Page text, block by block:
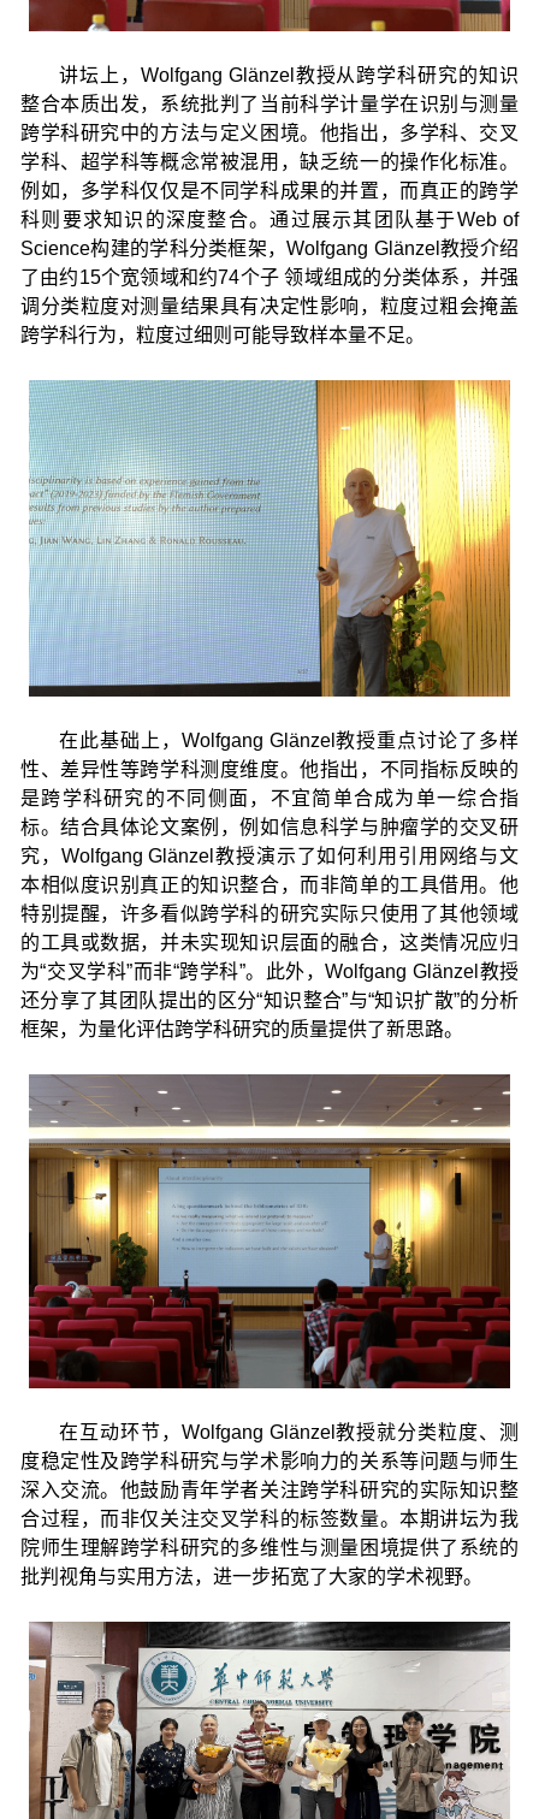
讲坛上，Wolfgang Glänzel教授从跨学科研究的知识
整合本质出发，系统批判了当前科学计量学在识别与测量
跨学科研究中的方法与定义困境。他指出，多学科、交叉
学科、超学科等概念常被混用，缺乏统一的操作化标准。
例如，多学科仅仅是不同学科成果的并置，而真正的跨学
科则要求知识的深度整合。通过展示其团队基于Web of
Science构建的学科分类框架，Wolfgang Glänzel教授介绍
了由约15个宽领域和约74个子 领域组成的分类体系，并强
调分类粒度对测量结果具有决定性影响，粒度过粗会掩盖
跨学科行为，粒度过细则可能导致样本量不足。
在此基础上，Wolfgang Glänzel教授重点讨论了多样
性、差异性等跨学科测度维度。他指出，不同指标反映的
是跨学科研究的不同侧面，不宜简单合成为单一综合指
标。结合具体论文案例，例如信息科学与肿瘤学的交叉研
究，Wolfgang Glänzel教授演示了如何利用引用网络与文
本相似度识别真正的知识整合，而非简单的工具借用。他
特别提醒，许多看似跨学科的研究实际只使用了其他领域
的工具或数据，并未实现知识层面的融合，这类情况应归
为“交叉学科”而非“跨学科”。此外，Wolfgang Glänzel教授
还分享了其团队提出的区分“知识整合”与“知识扩散”的分析
框架，为量化评估跨学科研究的质量提供了新思路。
在互动环节，Wolfgang Glänzel教授就分类粒度、测
度稳定性及跨学科研究与学术影响力的关系等问题与师生
深入交流。他鼓励青年学者关注跨学科研究的实际知识整
合过程，而非仅关注交叉学科的标签数量。本期讲坛为我
院师生理解跨学科研究的多维性与测量困境提供了系统的
批判视角与实用方法，进一步拓宽了大家的学术视野。